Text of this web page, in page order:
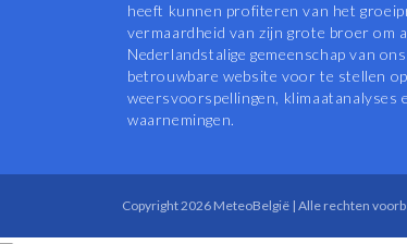
heeft kunnen profiteren van het
vermaardheid van zijn grote broer om
Nederlandstalige gemeenschap van
betrouwbare website voor te stellen
weersvoorspellingen, klimaatanalyses
waarnemingen.
Copyright 2026 MeteoBelgië | Alle rechten